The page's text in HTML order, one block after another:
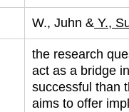
W., Juhn & Y.,
the research
act as a bridge
successful than
aims to offer